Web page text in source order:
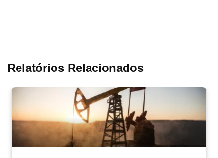
Relatórios Relacionados